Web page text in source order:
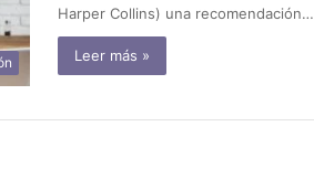
Harper Collins) una recomendación…
Leer más »